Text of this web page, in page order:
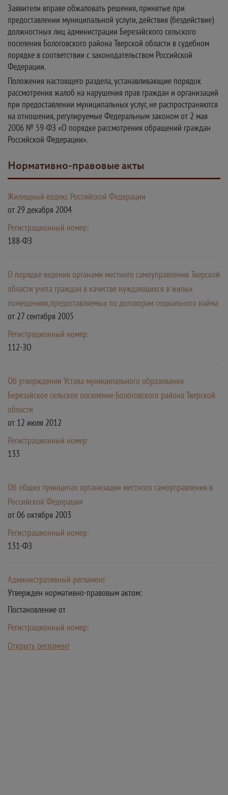
Заявители вправе обжаловать решения, принятые при
предоставлении муниципальной услуги, действия (бездействие)
должностных лиц администрации Березайского сельского
поселения Бологовского района Тверской области в судебном
порядке в соответствии с законодательством Российской
Федерации.
Положения настоящего раздела, устанавливающие порядок
рассмотрения жалоб на нарушения прав граждан и организаций
при предоставлении муниципальных услуг, не распространяются
на отношения, регулируемые Федеральным законом от 2 мая
2006 № 59-ФЗ «О порядке рассмотрения обращений граждан
Российской Федерации».
Нормативно-правовые акты
Жилищный кодекс Российской Федерации
от 29 декабря 2004
Регистрационный номер:
188-ФЗ
О порядке ведения органами местного самоуправления Тверской
области учета граждан в качестве нуждающихся в жилых
помещениях,предоставляемых по договорам социального найма
от 27 сентября 2005
Регистрационный номер:
112-ЗО
Об утверждении Устава муниципального образования
Березайское сельское поселение Бологовского района Тверской
области
от 12 июля 2012
Регистрационный номер:
133
Об общих принципах организации местного самоуправления в
Российской Федерации
от 06 октября 2003
Регистрационный номер:
131-ФЗ
Административный регламент
Утвержден нормативно-правовым актом:
Постановление от
Регистрационный номер:
Открыть регламент